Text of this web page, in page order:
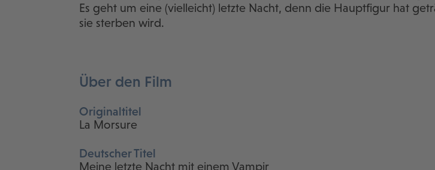
Es geht um eine (vielleicht) letzte Nacht, denn die Hauptfigur hat
sie sterben wird.
Über den Film
Originaltitel
La Morsure
Deutscher Titel
Meine letzte Nacht mit einem Vampir